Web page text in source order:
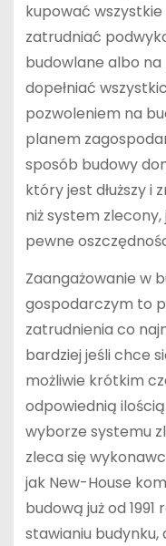
kupować
zatrudniać
budowlane albo
dopełniać
pozwoleniem na
planem
sposób budowy
który jest dłuższy i
niż system
pewne
Zaangażowanie w
gospodarczym to
zatrudnienia co
bardziej jeśli chce
możliwie krótkim
odpowiednią
wyborze systemu
zleca się
jak New-House
budową już od
stawianiu